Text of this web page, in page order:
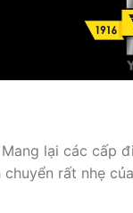
lại các cấp
rất nhẹ